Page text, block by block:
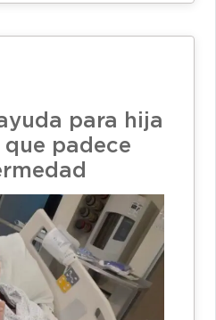
para hija
padece